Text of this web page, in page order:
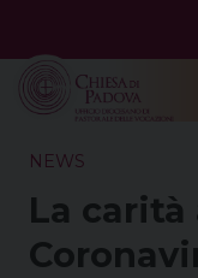
content
NEWS
La